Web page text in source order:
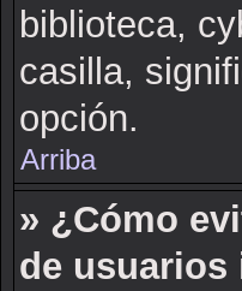
biblioteca,
casilla,
opción.
Arriba
» ¿Cómo
de